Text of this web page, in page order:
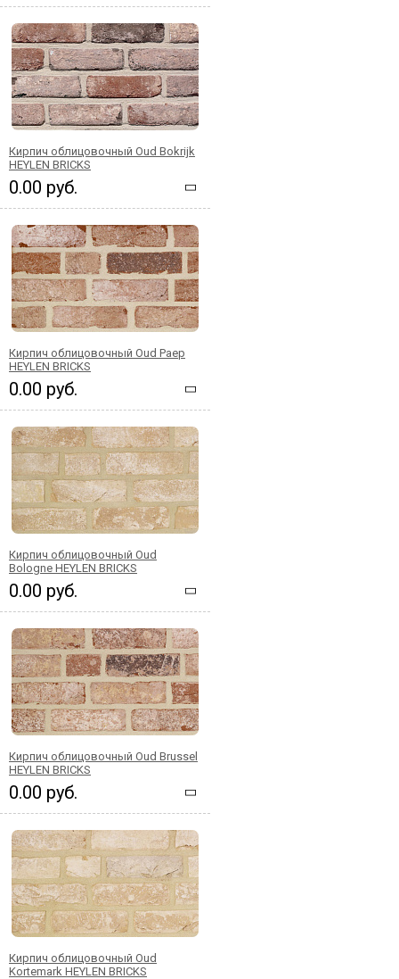
Кирпич облицовочный Oud Bokrijk
HEYLEN BRICKS
0.00 руб.
Кирпич облицовочный Oud Paep
HEYLEN BRICKS
0.00 руб.
Кирпич облицовочный Oud
Bologne HEYLEN BRICKS
0.00 руб.
Кирпич облицовочный Oud Brussel
HEYLEN BRICKS
0.00 руб.
Кирпич облицовочный Oud
Kortemark HEYLEN BRICKS